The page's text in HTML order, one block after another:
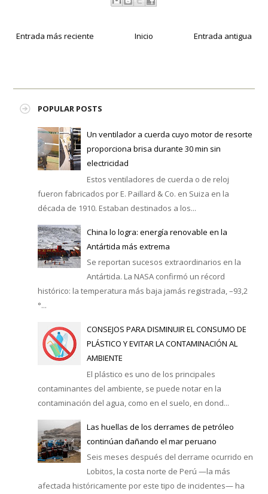
Entrada más reciente Entrada antigua
Inicio
POPULAR POSTS
Un ventilador a cuerda cuyo motor de resorte
proporciona brisa durante 30 min sin
electricidad
Estos ventiladores de cuerda o de reloj
fueron fabricados por E. Paillard & Co. en Suiza en la
década de 1910. Estaban destinados a los...
China lo logra: energía renovable en la
Antártida más extrema
Se reportan sucesos extraordinarios en la
Antártida. La NASA confirmó un récord
histórico: la temperatura más baja jamás registrada, –93,2
°...
CONSEJOS PARA DISMINUIR EL CONSUMO DE
PLÁSTICO Y EVITAR LA CONTAMINACIÓN AL
AMBIENTE
El plástico es uno de los principales
contaminantes del ambiente, se puede notar en la
contaminación del agua, como en el suelo, en dond...
Las huellas de los derrames de petróleo
continúan dañando el mar peruano
Seis meses después del derrame ocurrido en
Lobitos, la costa norte de Perú —la más
afectada históricamente por este tipo de incidentes— ha